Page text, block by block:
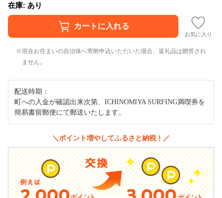
在庫: あり
お気に入り
現在お住まいの自治体へ寄附申込いただいた場合、返礼品は贈答され
ません。
配送時期：
町への入金が確認出来次第、ICHINOMIYA SURFING満喫券を
簡易書留郵便にて郵送いたします。
＼ポイント増やしてふるさと納税！／